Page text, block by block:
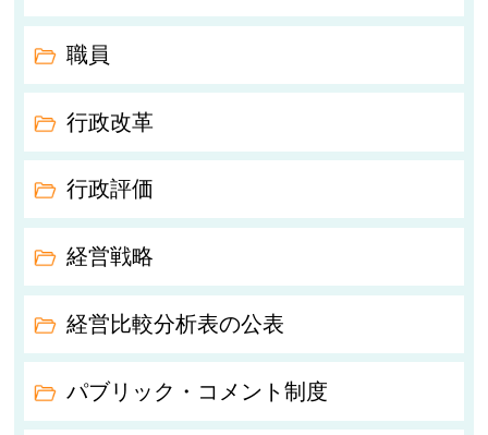
職員
行政改革
行政評価
経営戦略
経営比較分析表の公表
パブリック・コメント制度